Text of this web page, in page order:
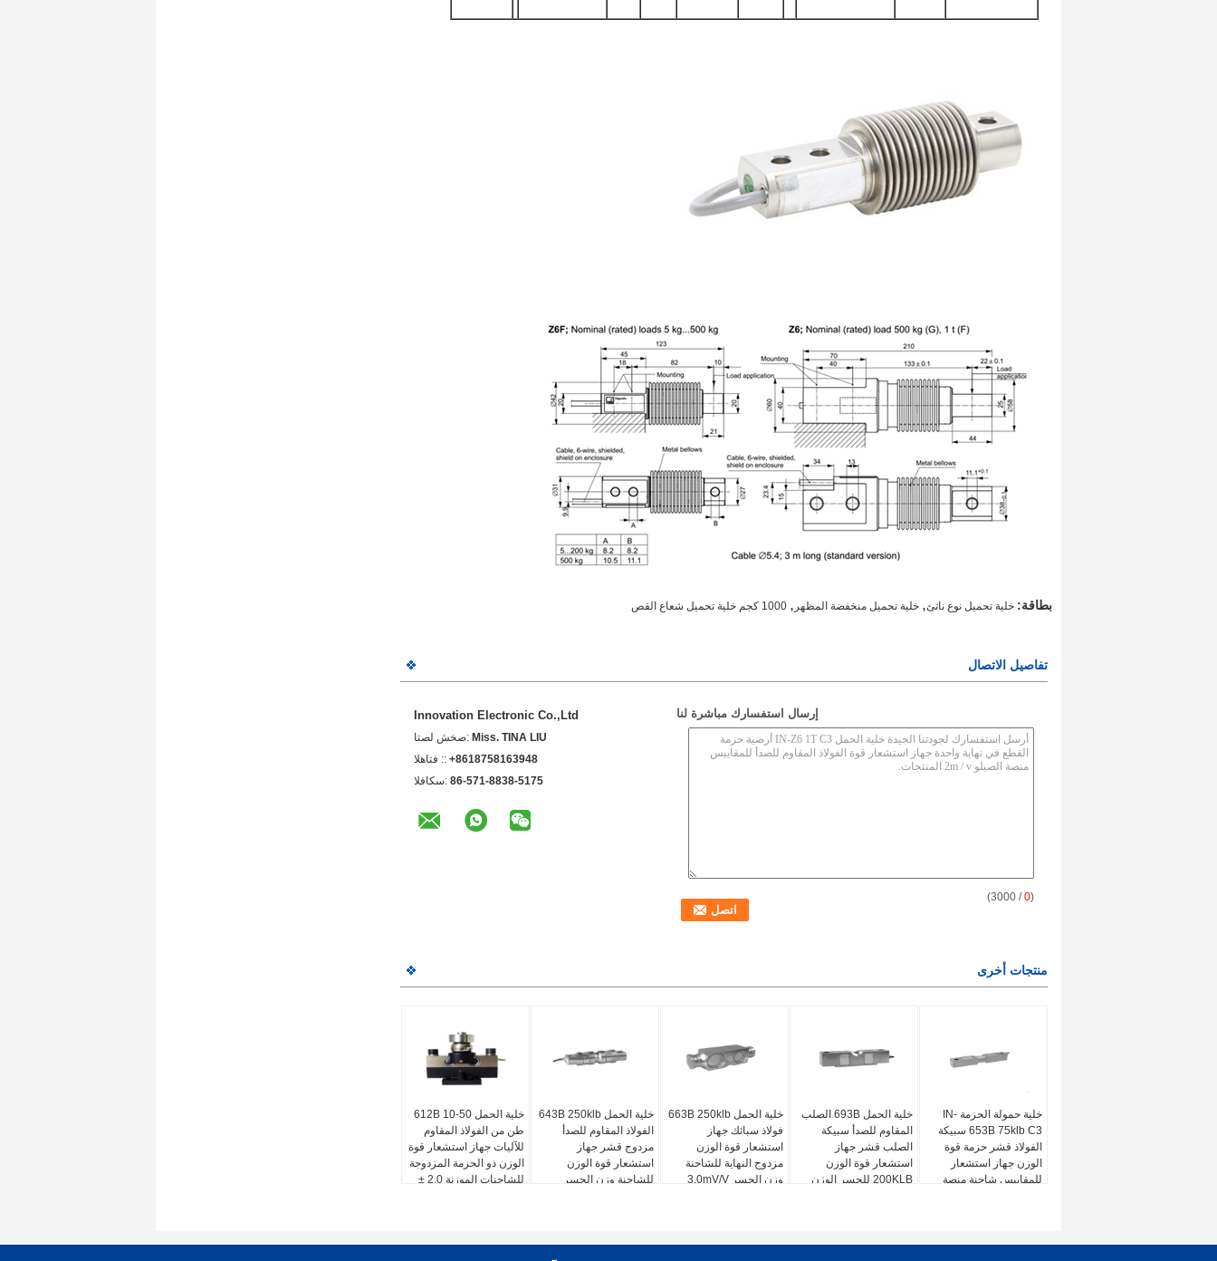
بطاقة: خلية تحميل نوع ناتئ, خلية تحميل منخفضة المظهر , 1000 كجم خلية تحميل شعاع القص
تفاصيل الاتصال
Innovation Electronic Co.,Ltd
اتصل شخص: Miss. TINA LIU
الهاتف :: +8618758163948
الفاكس: 86-571-8838-5175
إرسال استفسارك مباشرة لنا
(
0
/ 3000)
منتجات أخرى
خلية الحمل 612B 10-50
طن من الفولاذ المقاوم
للآليات جهاز استشعار قوة
الوزن ذو الحزمة المزدوجة
للشاحنات الموزنة 2.0 ±
خلية الحمل 643B 250klb
الفولاذ المقاوم للصدأ
مزدوج قشر جهاز
استشعار قوة الوزن
للشاحنة وزن الجسر
خلية الحمل 663B 250klb
فولاذ سبائك جهاز
استشعار قوة الوزن
مزدوج النهاية للشاحنة
وزن الجسر 3.0mV/V
خلية الحمل 693B الصلب
المقاوم للصدأ سبيكة
الصلب قشر جهاز
استشعار قوة الوزن
200KLB للجسر الوزن
خلية حمولة الحزمة IN-
653B 75klb C3 سبيكة
الفولاذ قشر حزمة قوة
الوزن جهاز استشعار
للمقاييس شاحنة منصة